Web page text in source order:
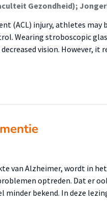
(ACL) injury, athletes may
Wearing stroboscopic
vision. However, it
van Alzheimer, wordt in
optreden. Dat er
minder bekend. In deze